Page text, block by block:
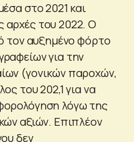
στο 2021 και
αρχές του 2022. Ο
τον αυξημένο φόρτο
για την
(γονικών παροχών,
του 202,1 για να
λόγω της
αξιών. Επιπλέον
δεν